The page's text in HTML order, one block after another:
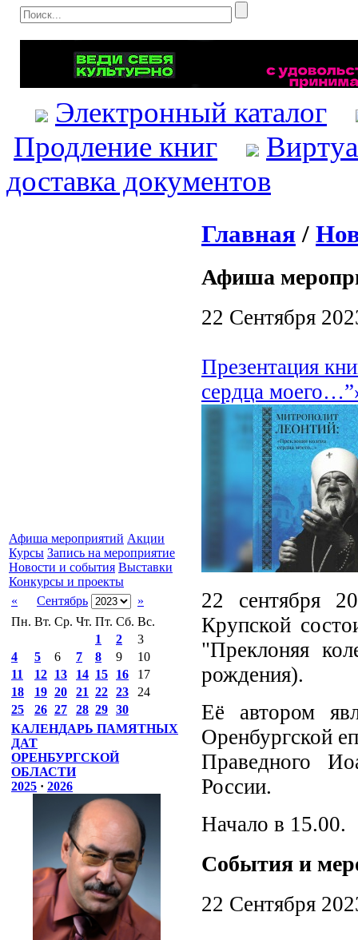
Электронный каталог
Продление книг
доставка документов
Афиша мероприятий Акции
Курсы Запись на мероприятие
Новости и события Выставки
Конкурсы и проекты
«
Сентябрь
»
Пн. Вт. Ср. Чт. Пт. Сб. Вс.
1
2
3
4
5 6 7 8 9
10
11
12 13 14 15 16
17
18
19 20 21 22 23
24
25
26 27 28 29 30
КАЛЕНДАРЬ ПАМЯТНЫХ
ДАТ
ОРЕНБУРГСКОЙ
ОБЛАСТИ
2025 · 2026
Главная /
Афиша
22 Сентября
Презентация
сердца
22 сентября
Крупской
"Преклоняя
рождения).
Её автором
Оренбургской
Праведного
России.
Начало в 15.00.
События и
22 Сентября